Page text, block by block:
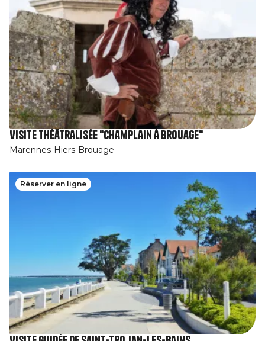
Visite théâtralisée "Champlain à Brouage"
Marennes-Hiers-Brouage
Réserver en ligne